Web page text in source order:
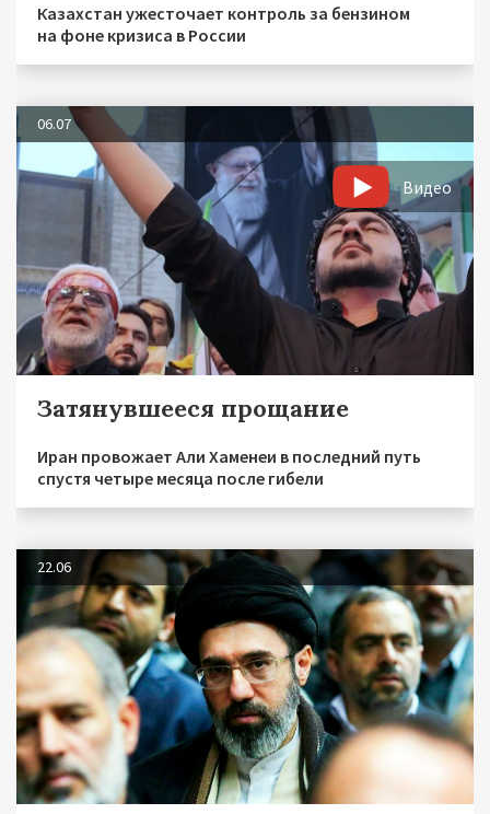
Казахстан ужесточает контроль за бензином
на фоне кризиса в России
06.07
Видео
Затянувшееся прощание
Иран провожает Али Хаменеи в последний путь
спустя четыре месяца после гибели
22.06